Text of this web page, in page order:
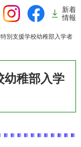
新着
情報
別支援学校幼稚部入学者
幼稚部入学